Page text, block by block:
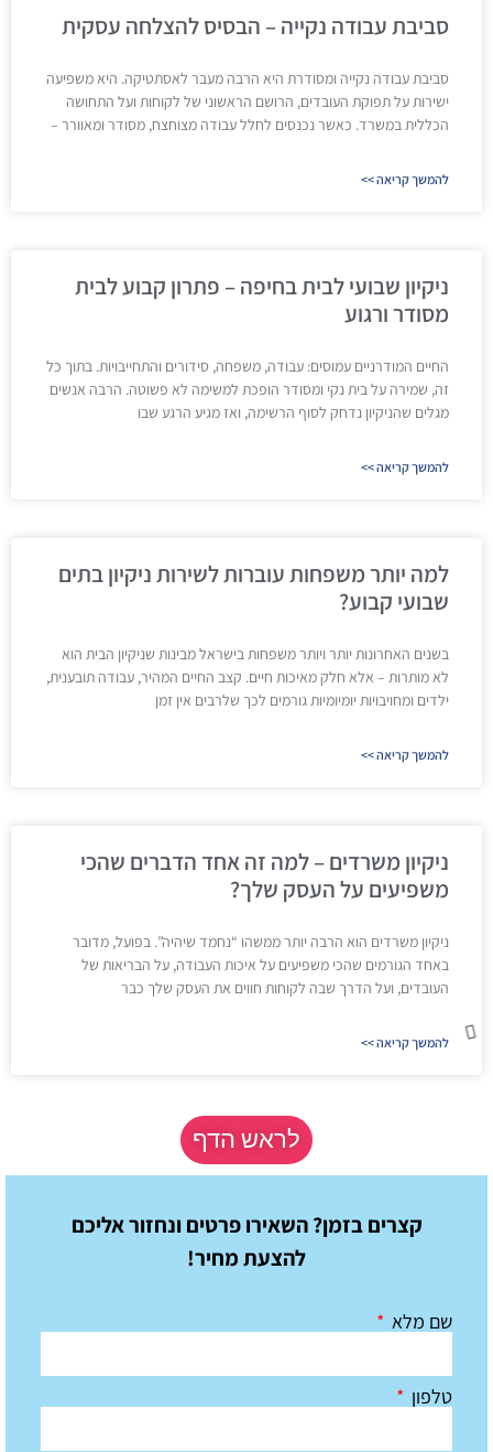
סביבת עבודה נקייה – הבסיס להצלחה עסקית
סביבת עבודה נקייה ומסודרת היא הרבה מעבר לאסתטיקה. היא משפיעה
ישירות על תפוקת העובדים, הרושם הראשוני של לקוחות ועל התחושה
הכללית במשרד. כאשר נכנסים לחלל עבודה מצוחצח, מסודר ומאוורר –
להמשך קריאה >>
ניקיון שבועי לבית בחיפה – פתרון קבוע לבית
מסודר ורגוע
החיים המודרניים עמוסים: עבודה, משפחה, סידורים והתחייבויות. בתוך כל
זה, שמירה על בית נקי ומסודר הופכת למשימה לא פשוטה. הרבה אנשים
מגלים שהניקיון נדחק לסוף הרשימה, ואז מגיע הרגע שבו
להמשך קריאה >>
למה יותר משפחות עוברות לשירות ניקיון בתים
שבועי קבוע?
בשנים האחרונות יותר ויותר משפחות בישראל מבינות שניקיון הבית הוא
לא מותרות – אלא חלק מאיכות חיים. קצב החיים המהיר, עבודה תובענית,
ילדים ומחויבויות יומיומיות גורמים לכך שלרבים אין זמן
להמשך קריאה >>
ניקיון משרדים – למה זה אחד הדברים שהכי
משפיעים על העסק שלך?
ניקיון משרדים הוא הרבה יותר ממשהו “נחמד שיהיה”. בפועל, מדובר
באחד הגורמים שהכי משפיעים על איכות העבודה, על הבריאות של
העובדים, ועל הדרך שבה לקוחות חווים את העסק שלך כבר
להמשך קריאה >>
לראש הדף
קצרים בזמן? השאירו פרטים ונחזור אליכם
להצעת מחיר!
שם מלא
טלפון